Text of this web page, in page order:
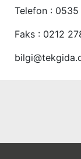
Telefon :
Faks : 0212